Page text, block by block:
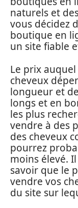
naturels et
vous décidez
boutique en
un site fiable
Le prix
cheveux
longueur et
longs et en
les plus
vendre à des
des cheveux
pourrez
moins élevé.
savoir que le
vendre vos
du site sur